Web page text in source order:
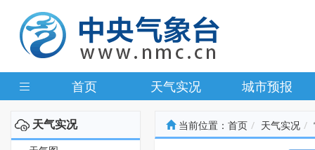
首页 天气实况 城市预报
天气实况 当前位置： 首页 天气实况